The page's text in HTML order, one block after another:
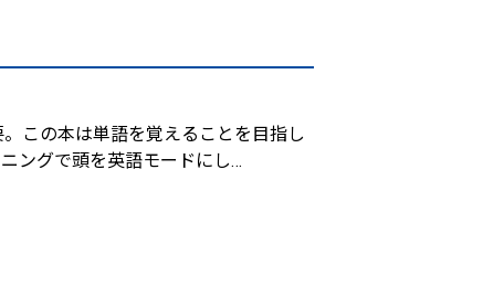
この本は単語を覚えることを目指し
ングで頭を英語モードにし…